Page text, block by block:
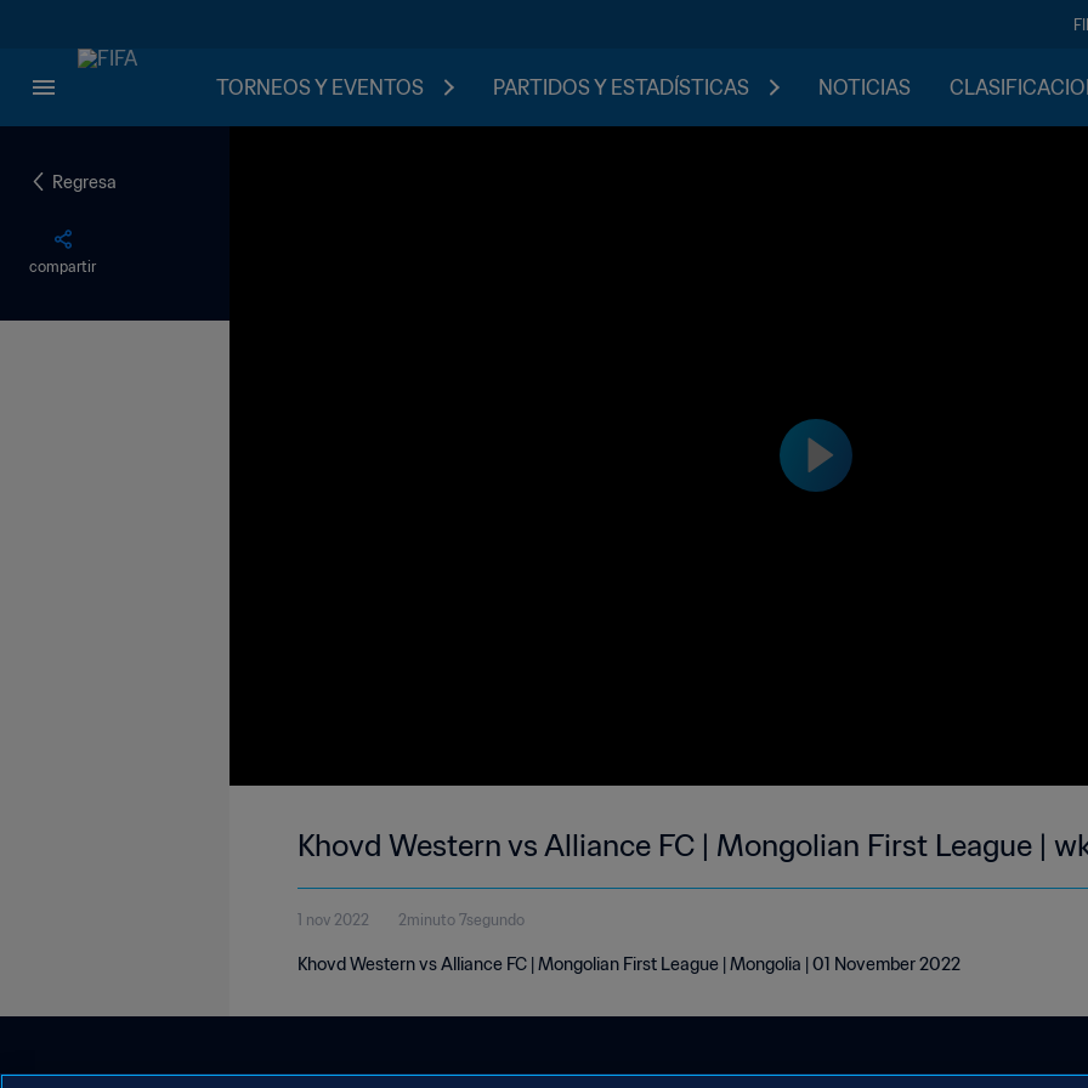
TORNEOS Y EVENTOS PARTIDOS Y ESTADÍSTICAS NOTICIAS
Regresa
compartir
Khovd Western vs Alliance FC | Mongolian First League |
1 nov 2022 2minuto 7segundo
Khovd Western vs Alliance FC | Mongolian First League | Mongolia | 01 November 2022